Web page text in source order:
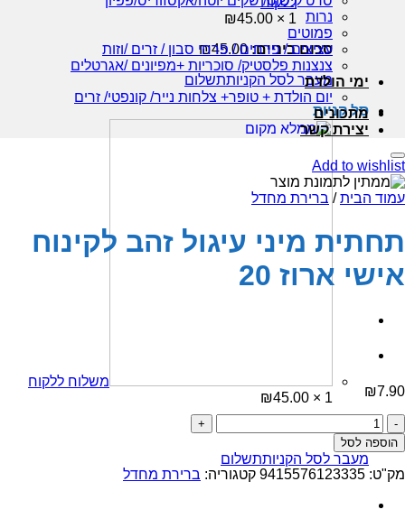
1 ×
₪45.00
סכום ביניים:
₪45.00
מעבר לסל הקניותתשלום
סל קניות
משלוח ללקוח
1 ×
₪45.00
מעבר לסל הקניותתשלום
נרות
פמוטים
עציצים / פרחים / פרחי סבון / זרים /וזות
צנצנות פלסטיק/ סוכריות +מפיונים /אגרטלים
ימי הולדת
יום הולדת + טופר+ צלחות נייר/ קונפטי/ זרים
מתכונים
יצירת קשר
Add to wishlist
עמוד הבית / ברירת מחדל
תחתית מיני עיגול זהב לקינוח
אישי ארוז 20
₪7.90
כמות
של
תחתית
מיני
זהב
הוספה לסל
מק"ט: 9415576123335 קטגוריה: ברירת מחדל